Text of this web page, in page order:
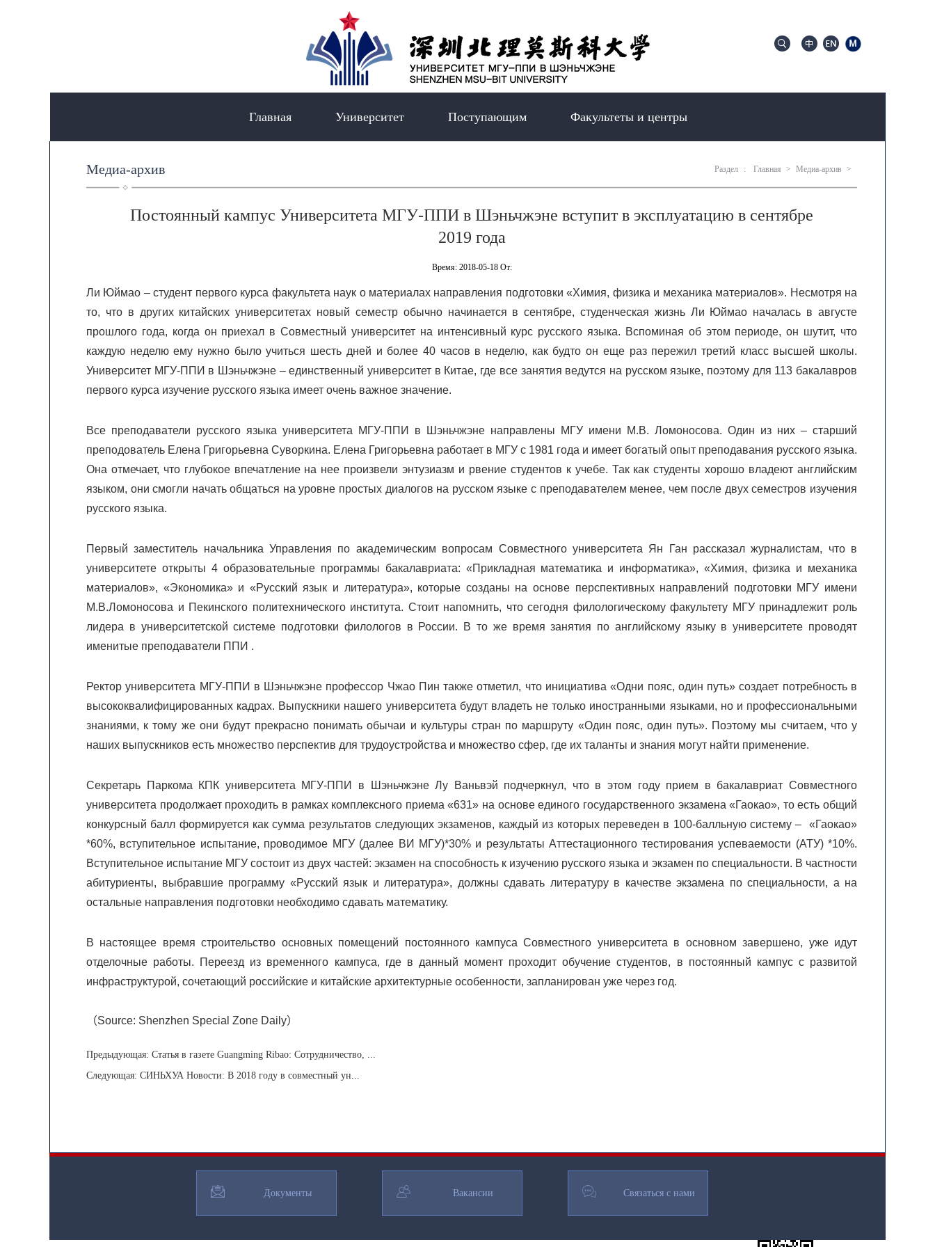
Главная Университет Поступающим Факультеты и центры
Медиа-архив Раздел : Главная > Медиа-архив >
Постоянный кампус Университета МГУ-ППИ в Шэньчжэне вступит в эксплуатацию в сентябре
2019 года
Время: 2018-05-18 От:
Ли Юймао – студент первого курса факультета наук о материалах направления подготовки «Химия, физика и механика материалов». Несмотря на
то, что в других китайских университетах новый семестр обычно начинается в сентябре, студенческая жизнь Ли Юймао началась в августе
прошлого года, когда он приехал в Совместный университет на интенсивный курс русского языка. Вспоминая об этом периоде, он шутит, что
каждую неделю ему нужно было учиться шесть дней и более 40 часов в неделю, как будто он еще раз пережил третий класс высшей школы.
Университет МГУ-ППИ в Шэньчжэне – единственный университет в Китае, где все занятия ведутся на русском языке, поэтому для 113 бакалавров
первого курса изучение русского языка имеет очень важное значение.
Все преподаватели русского языка университета МГУ-ППИ в Шэньчжэне направлены МГУ имени М.В. Ломоносова. Один из них – старший
преподователь Елена Григорьевна Суворкина. Елена Григорьевна работает в МГУ с 1981 года и имеет богатый опыт преподавания русского языка.
Она отмечает, что глубокое впечатление на нее произвели энтузиазм и рвение студентов к учебе. Так как студенты хорошо владеют английским
языком, они смогли начать общаться на уровне простых диалогов на русском языке с преподавателем менее, чем после двух семестров изучения
русского языка.
Первый заместитель начальника Управления по академическим вопросам Совместного университета Ян Ган рассказал журналистам, что в
университете открыты 4 образовательные программы бакалавриата: «Прикладная математика и информатика», «Химия, физика и механика
материалов», «Экономика» и «Русский язык и литература», которые созданы на основе перспективных направлений подготовки МГУ имени
М.В.Ломоносова и Пекинского политехнического института. Стоит напомнить, что сегодня филологическому факультету МГУ принадлежит роль
лидера в университетской системе подготовки филологов в России. В то же время занятия по английскому языку в университете проводят
именитые преподаватели ППИ .
Ректор университета МГУ-ППИ в Шэньчжэне профессор Чжао Пин также отметил, что инициатива «Одни пояс, один путь» создает потребность в
высококвалифицированных кадрах. Выпускники нашего университета будут владеть не только иностранными языками, но и профессиональными
знаниями, к тому же они будут прекрасно понимать обычаи и культуры стран по маршруту «Один пояс, один путь». Поэтому мы считаем, что у
наших выпускников есть множество перспектив для трудоустройства и множество сфер, где их таланты и знания могут найти применение.
Секретарь Паркома КПК университета МГУ-ППИ в Шэньчжэне Лу Ваньвэй подчеркнул, что в этом году прием в бакалавриат Совместного
университета продолжает проходить в рамках комплексного приема «631» на основе единого государственного экзамена «Гаокао», то есть общий
конкурсный балл формируется как сумма результатов следующих экзаменов, каждый из которых переведен в 100-балльную систему – «Гаокао»
*60%, вступительное испытание, проводимое МГУ (далее ВИ МГУ)*30% и результаты Аттестационного тестирования успеваемости (АТУ) *10%.
Вступительное испытание МГУ состоит из двух частей: экзамен на способность к изучению русского языка и экзамен по специальности. В частности
абитуриенты, выбравшие программу «Русский язык и литература», должны сдавать литературу в качестве экзамена по специальности, а на
остальные направления подготовки необходимо сдавать математику.
В настоящее время строительство основных помещений постоянного кампуса Совместного университета в основном завершено, уже идут
отделочные работы. Переезд из временного кампуса, где в данный момент проходит обучение студентов, в постоянный кампус с развитой
инфраструктурой, сочетающий российские и китайские архитектурные особенности, запланирован уже через год.
（Source: Shenzhen Special Zone Daily）
Предыдующая: Статья в газете Guangming Ribao: Сотрудничество, ...
Следующая: СИНЬХУА Новости: В 2018 году в совместный ун...
Документы Вакансии Связаться с нами